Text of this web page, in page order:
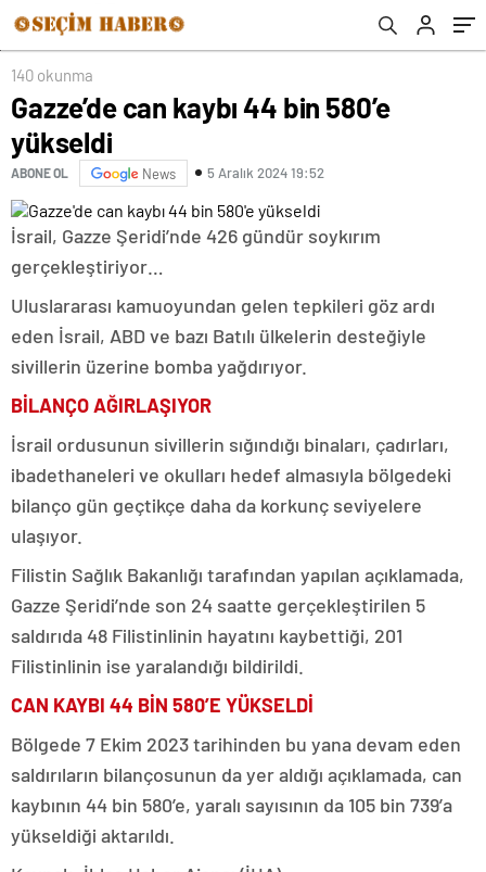
140 okunma
Gazze’de can kaybı 44 bin 580’e
yükseldi
ABONE OL News 5 Aralık 2024 19:52
İsrail, Gazze Şeridi’nde 426 gündür soykırım
gerçekleştiriyor…
Uluslararası kamuoyundan gelen tepkileri göz ardı
eden İsrail, ABD ve bazı Batılı ülkelerin desteğiyle
sivillerin üzerine bomba yağdırıyor.
BİLANÇO AĞIRLAŞIYOR
İsrail ordusunun sivillerin sığındığı binaları, çadırları,
ibadethaneleri ve okulları hedef almasıyla bölgedeki
bilanço gün geçtikçe daha da korkunç seviyelere
ulaşıyor.
Filistin Sağlık Bakanlığı tarafından yapılan açıklamada,
Gazze Şeridi’nde son 24 saatte gerçekleştirilen 5
saldırıda 48 Filistinlinin hayatını kaybettiği, 201
Filistinlinin ise yaralandığı bildirildi.
CAN KAYBI 44 BİN 580’E YÜKSELDİ
Bölgede 7 Ekim 2023 tarihinden bu yana devam eden
saldırıların bilançosunun da yer aldığı açıklamada, can
kaybının 44 bin 580’e, yaralı sayısının da 105 bin 739’a
yükseldiği aktarıldı.